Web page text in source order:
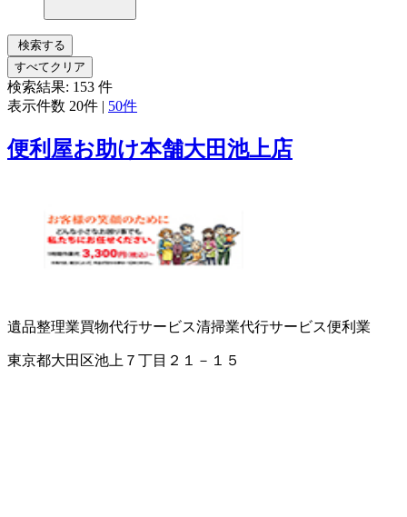
検索する
すべてクリア
検索結果: 153 件
表示件数 20件 | 50件
便利屋お助け本舗大田池上店
遺品整理業買物代行サービス清掃業代行サービス便利業
東京都大田区池上７丁目２１－１５